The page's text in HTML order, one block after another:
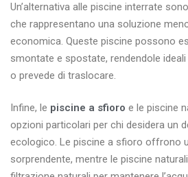
Un’alternativa alle piscine interrate
che rappresentano una soluzione
economica. Queste piscine possono
smontate e spostate, rendendole
o prevede di traslocare.
Infine, le piscine a sfioro e le piscine
opzioni particolari per chi desidera un
ecologico. Le piscine a sfioro offrono
sorprendente, mentre le piscine